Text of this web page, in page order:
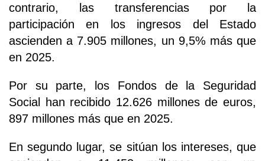
contrario, las transferencias por la
participación en los ingresos del Estado
ascienden a 7.905 millones, un 9,5% más que
en 2025.
Por su parte, los Fondos de la Seguridad
Social han recibido 12.626 millones de euros,
897 millones más que en 2025.
En segundo lugar, se sitúan los intereses, que